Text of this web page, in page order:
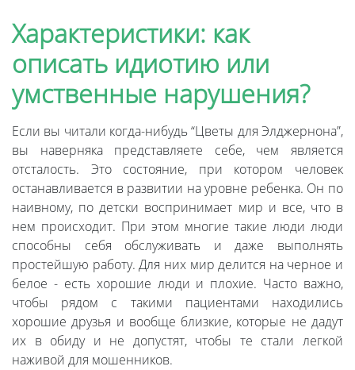
Характеристики: как
описать идиотию или
умственные нарушения?
Если вы читали когда-нибудь “Цветы для Элджернона”,
вы наверняка представляете себе, чем является
отсталость. Это состояние, при котором человек
останавливается в развитии на уровне ребенка. Он по
наивному, по детски воспринимает мир и все, что в
нем происходит. При этом многие такие люди люди
способны себя обслуживать и даже выполнять
простейшую работу. Для них мир делится на черное и
белое - есть хорошие люди и плохие. Часто важно,
чтобы рядом с такими пациентами находились
хорошие друзья и вообще близкие, которые не дадут
их в обиду и не допустят, чтобы те стали легкой
наживой для мошенников.